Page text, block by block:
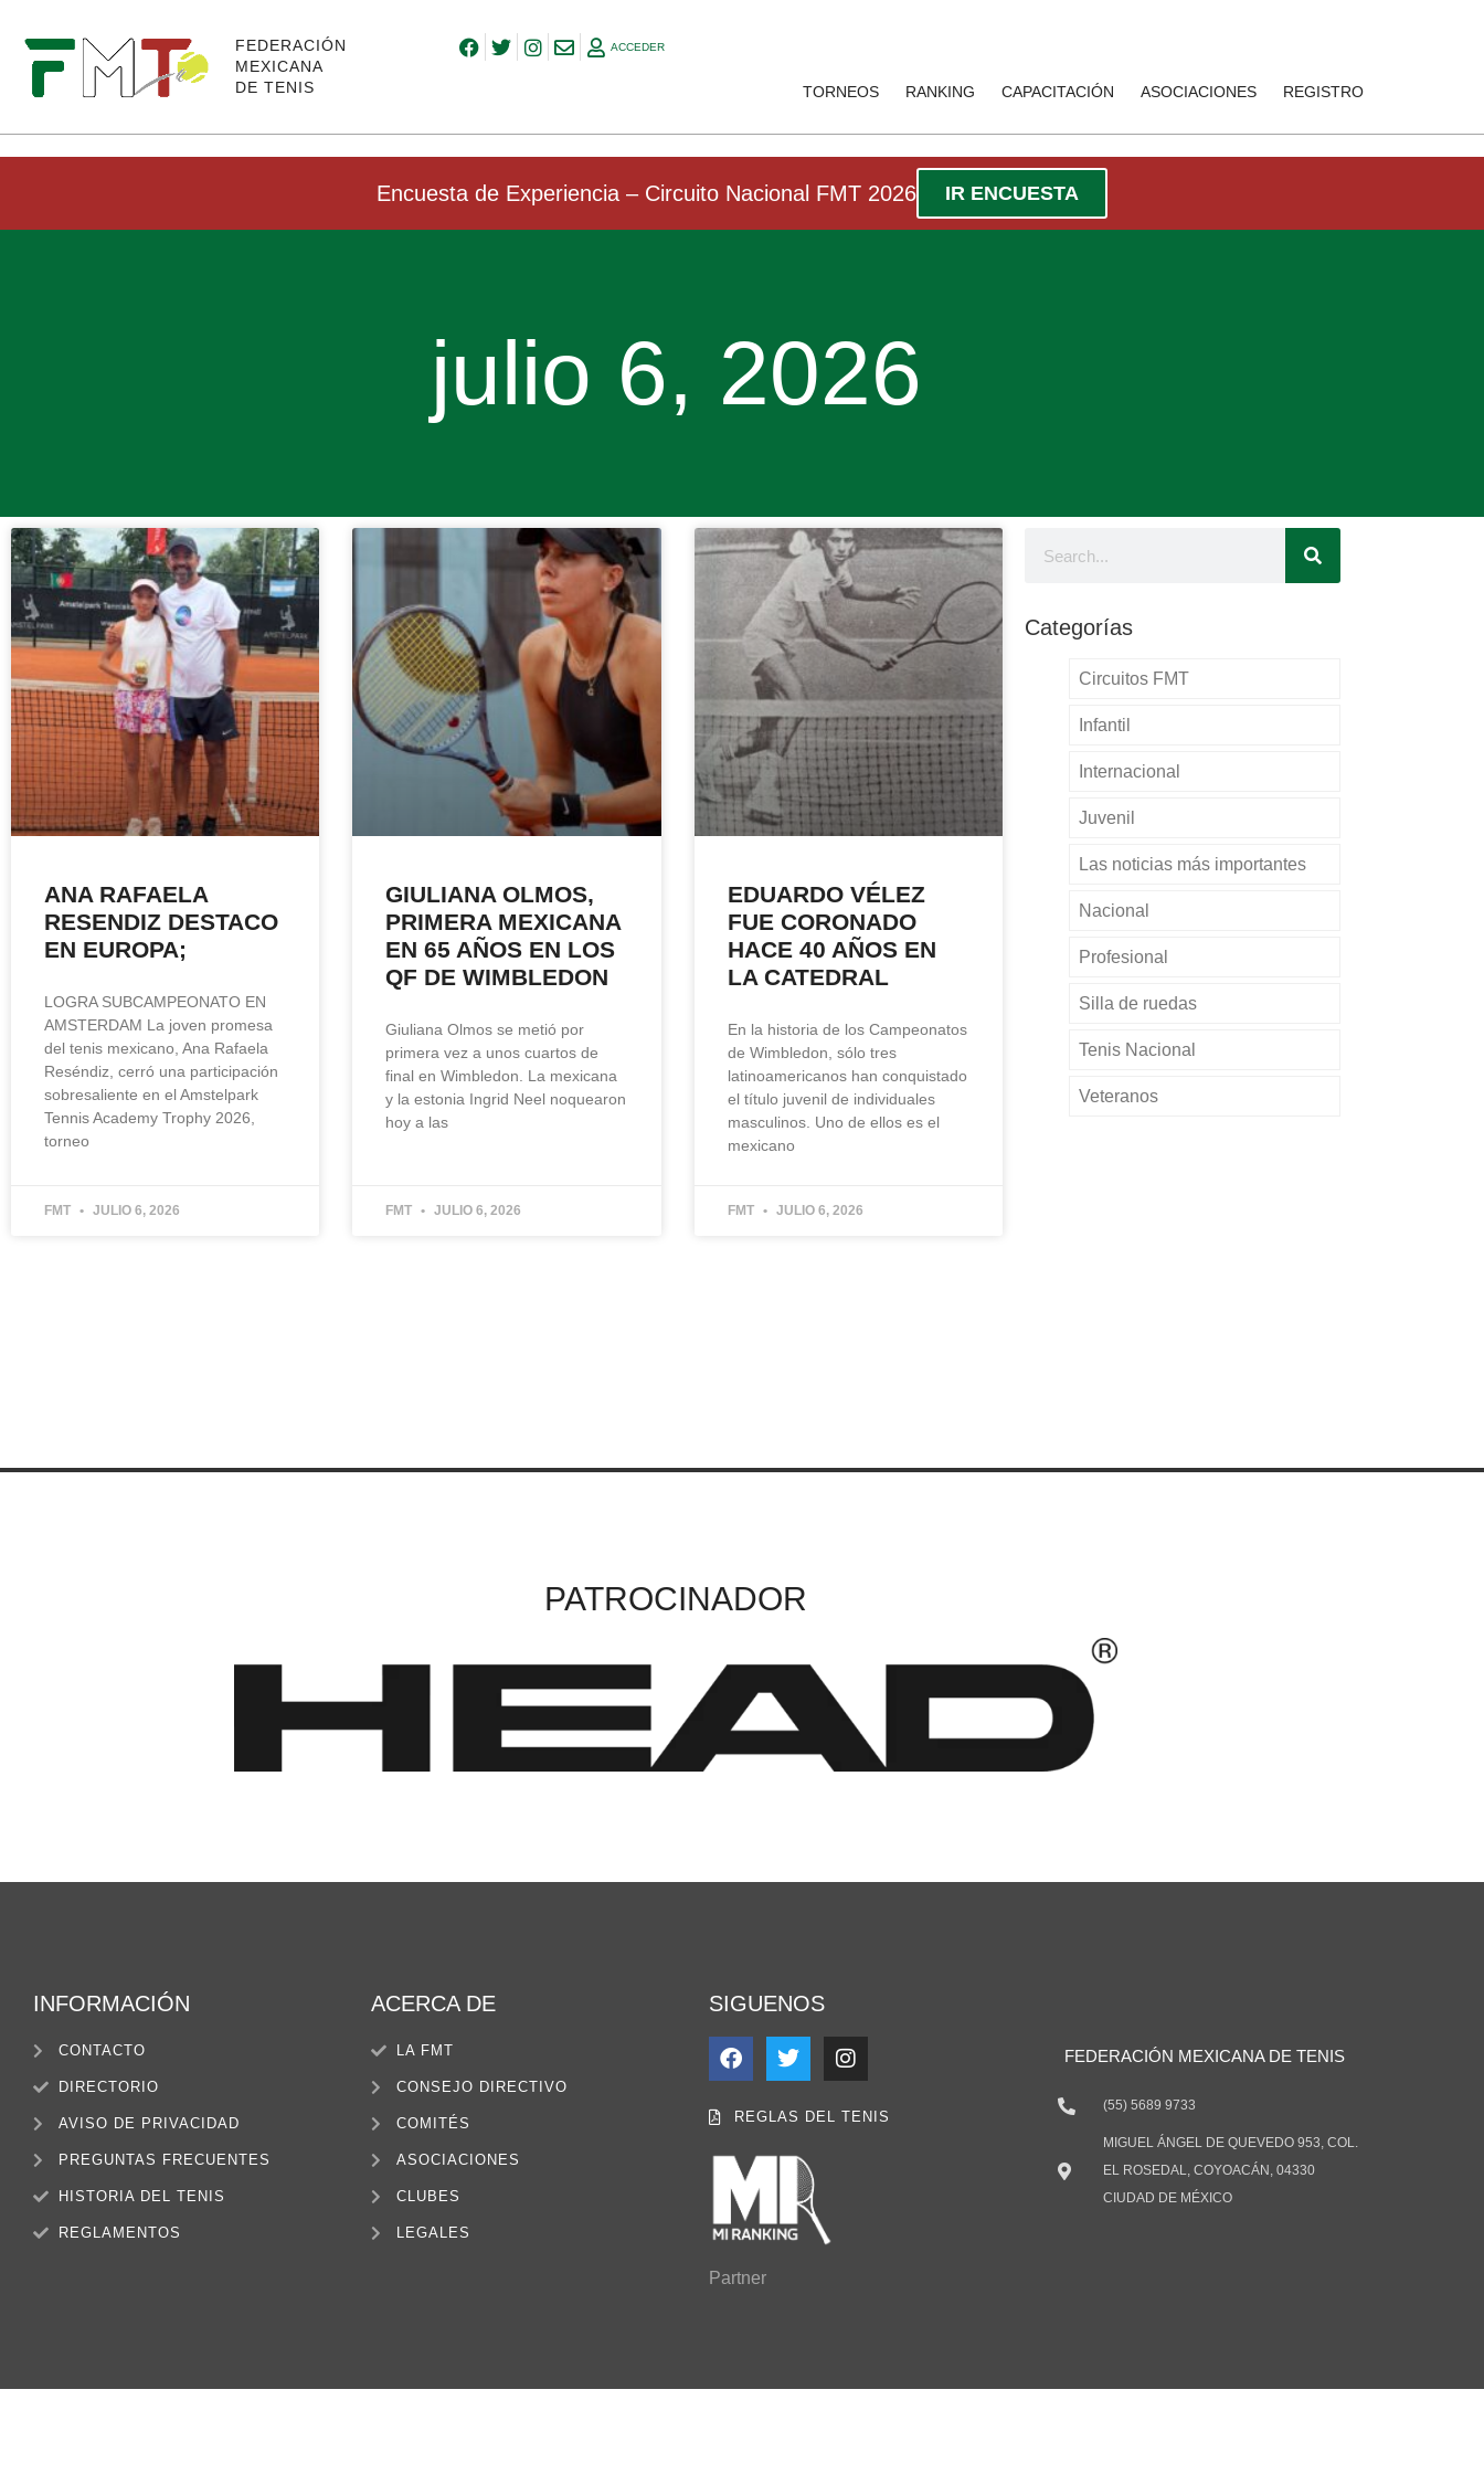
FEDERACIÓN
MEXICANA
DE TENIS
ACCEDER
TORNEOS RANKING CAPACITACIÓN ASOCIACIONES REGISTRO
Encuesta de Experiencia – Circuito Nacional FMT 2026 IR ENCUESTA
julio 6, 2026
ANA RAFAELA
RESENDIZ DESTACO
EN EUROPA;
LOGRA SUBCAMPEONATO EN
AMSTERDAM La joven promesa
del tenis mexicano, Ana Rafaela
Reséndiz, cerró una participación
sobresaliente en el Amstelpark
Tennis Academy Trophy 2026,
torneo
FMT JULIO 6, 2026
GIULIANA OLMOS,
PRIMERA MEXICANA
EN 65 AÑOS EN LOS
QF DE WIMBLEDON
Giuliana Olmos se metió por
primera vez a unos cuartos de
final en Wimbledon. La mexicana
y la estonia Ingrid Neel noquearon
hoy a las
FMT JULIO 6, 2026
EDUARDO VÉLEZ
FUE CORONADO
HACE 40 AÑOS EN
LA CATEDRAL
En la historia de los Campeonatos
de Wimbledon, sólo tres
latinoamericanos han conquistado
el título juvenil de individuales
masculinos. Uno de ellos es el
mexicano
FMT JULIO 6, 2026
Categorías
Circuitos FMT
Infantil
Internacional
Juvenil
Las noticias más importantes
Nacional
Profesional
Silla de ruedas
Tenis Nacional
Veteranos
PATROCINADOR
INFORMACIÓN
CONTACTO
DIRECTORIO
AVISO DE PRIVACIDAD
PREGUNTAS FRECUENTES
HISTORIA DEL TENIS
REGLAMENTOS
ACERCA DE
LA FMT
CONSEJO DIRECTIVO
COMITÉS
ASOCIACIONES
CLUBES
LEGALES
SIGUENOS
REGLAS DEL TENIS
Partner
FEDERACIÓN MEXICANA DE TENIS
(55) 5689 9733
MIGUEL ÁNGEL DE QUEVEDO 953, COL.
EL ROSEDAL, COYOACÁN, 04330
CIUDAD DE MÉXICO